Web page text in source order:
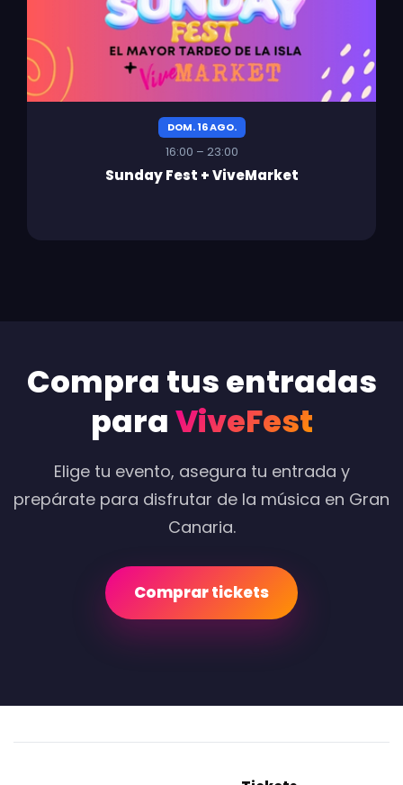
DOM. 16 AGO.
16:00 – 23:00
Sunday Fest + ViveMarket
Compra tus entradas
paraViveFest
Elige tu evento, asegura tu entrada y
prepárate para disfrutar de la música en Gran
Canaria.
Comprar tickets